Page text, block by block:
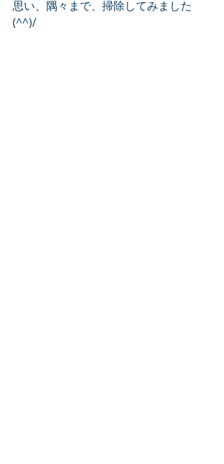
思い、隅々まで、掃除してみました
(^^)/